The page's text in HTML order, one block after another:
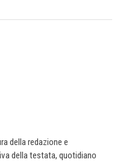
della redazione e
della testata, quotidiano